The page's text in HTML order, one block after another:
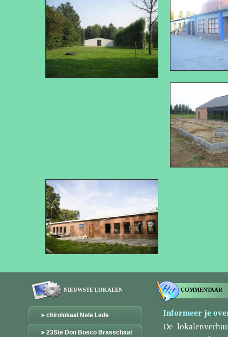
NIEUWSTE LOKALEN
chirolokaal Nele Lede
23Ste Don Bosco Brasschaat
COMMENTAAR
Informeer je
De